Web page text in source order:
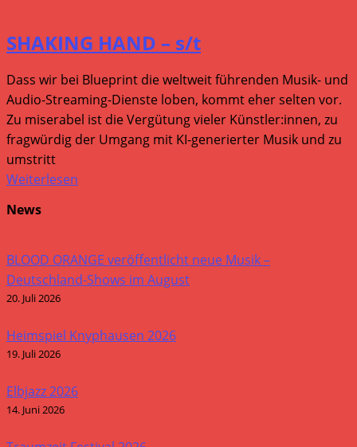
SHAKING HAND – s/t
Dass wir bei Blueprint die weltweit führenden Musik- und
Audio-Streaming-Dienste loben, kommt eher selten vor.
Zu miserabel ist die Vergütung vieler Künstler:innen, zu
fragwürdig der Umgang mit KI-generierter Musik und zu
umstritt
Weiterlesen
News
BLOOD ORANGE veröffentlicht neue Musik –
Deutschland-Shows im August
20. Juli 2026
Heimspiel Knyphausen 2026
19. Juli 2026
Elbjazz 2026
14. Juni 2026